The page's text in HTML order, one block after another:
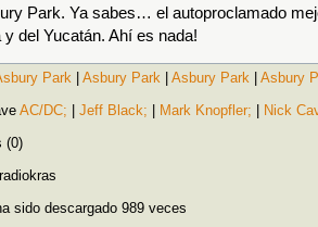
Park. Ya sabes… el autoproclamado
y del Yucatán. Ahí es nada!
Park Asbury Park Asbury Park
Asbury
AC/DC; Jeff Black; Mark Knopfler;
Nick
(0)
sido descargado 989 veces